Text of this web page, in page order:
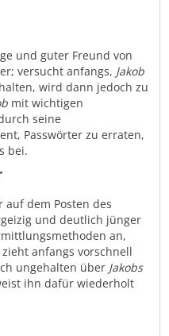
und guter Freund von
versucht anfangs, Jakob
wird dann jedoch zu
mit wichtigen
seine
Passwörter zu erraten,
bei.
dem Posten des
und deutlich jünger
an,
anfangs vorschnell
ungehalten über Jakobs
ihn dafür wiederholt